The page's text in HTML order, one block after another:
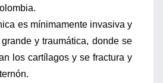
es mínimamente invasiva y
y traumática, donde se
los cartílagos y se fractura y